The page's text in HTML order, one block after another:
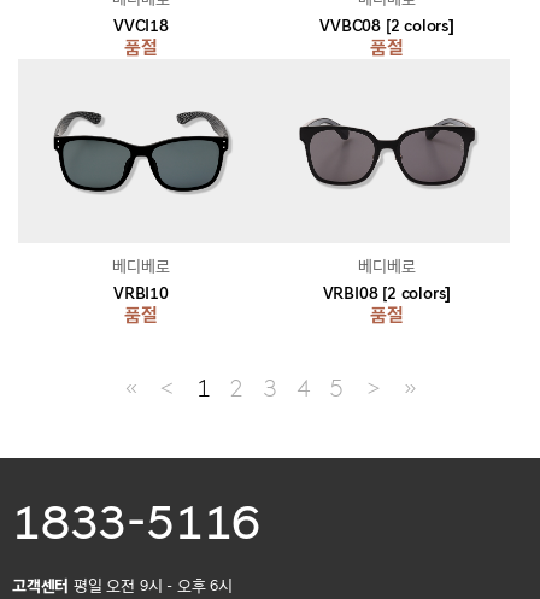
VVCI18
품절
VVBC08 [2 colors]
품절
VRBI10
품절
베디베로
VRBI08 [2 colors]
품절
베디베로
≪ ＜ 1 2 3 4 5 ＞ ≫
1833-5116
고객센터 평일 오전 9시 - 오후 6시